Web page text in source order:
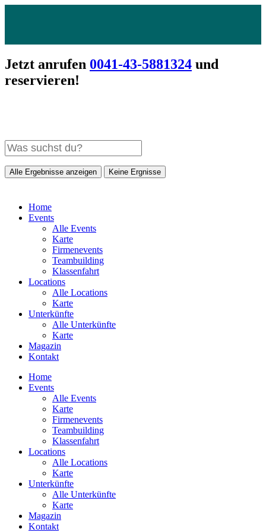
Jetzt anrufen 0041-43-5881324 und
reservieren!
Alle Ergebnisse anzeigen Keine Ergnisse
Home
Events
Alle Events
Karte
Firmenevents
Teambuilding
Klassenfahrt
Locations
Alle Locations
Karte
Unterkünfte
Alle Unterkünfte
Karte
Magazin
Kontakt
Home
Events
Alle Events
Karte
Firmenevents
Teambuilding
Klassenfahrt
Locations
Alle Locations
Karte
Unterkünfte
Alle Unterkünfte
Karte
Magazin
Kontakt